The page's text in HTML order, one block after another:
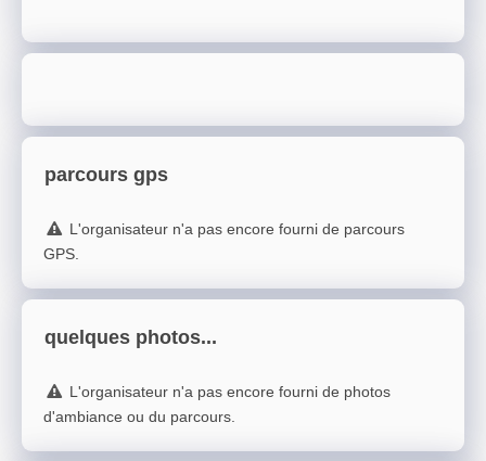
parcours gps
L'organisateur n'a pas encore fourni de parcours
GPS.
quelques photos...
L'organisateur n'a pas encore fourni de photos
d'ambiance ou du parcours.